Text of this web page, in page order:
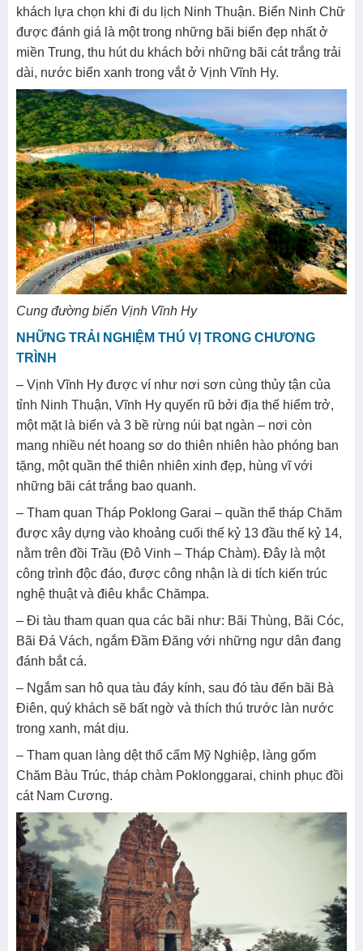
khách lựa chọn khi đi du lịch Ninh Thuận. Biển Ninh Chữ
được đánh giá là một trong những bãi biển đẹp nhất ở
miền Trung, thu hút du khách bởi những bãi cát trắng trải
dài, nước biển xanh trong vắt ở Vịnh Vĩnh Hy.
Cung đường biển Vịnh Vĩnh Hy
NHỮNG TRẢI NGHIỆM THÚ VỊ TRONG CHƯƠNG
TRÌNH
– Vịnh Vĩnh Hy được ví như nơi sơn cùng thủy tận của
tỉnh Ninh Thuận, Vĩnh Hy quyến rũ bởi địa thế hiểm trở,
một mặt là biển và 3 bề rừng núi bạt ngàn – nơi còn
mang nhiều nét hoang sơ do thiên nhiên hào phóng ban
tặng, một quần thể thiên nhiên xinh đẹp, hùng vĩ với
những bãi cát trắng bao quanh.
– Tham quan Tháp Poklong Garai – quần thể tháp Chăm
được xây dựng vào khoảng cuối thế kỷ 13 đầu thế kỷ 14,
nằm trên đồi Trầu (Đô Vinh – Tháp Chàm). Đây là một
công trình độc đáo, được công nhận là di tích kiến trúc
nghệ thuật và điêu khắc Chămpa.
– Đi tàu tham quan qua các bãi như: Bãi Thùng, Bãi Cóc,
Bãi Đá Vách, ngắm Đầm Đăng với những ngư dân đang
đánh bắt cá.
– Ngắm san hô qua tàu đáy kính, sau đó tàu đến bãi Bà
Điên, quý khách sẽ bất ngờ và thích thú trước làn nước
trong xanh, mát dịu.
– Tham quan làng dệt thổ cẩm Mỹ Nghiệp, làng gốm
Chăm Bàu Trúc, tháp chàm Poklonggarai, chinh phục đồi
cát Nam Cương.